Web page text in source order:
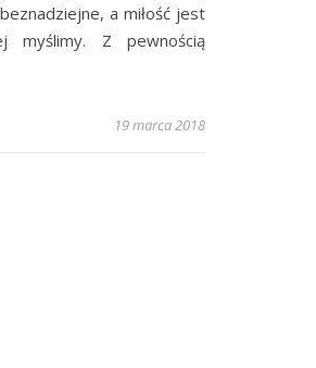
a miłość jest
myślimy. Z pewnością
19 marca 2018